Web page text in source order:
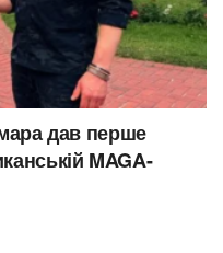
дав перше
MAGA-